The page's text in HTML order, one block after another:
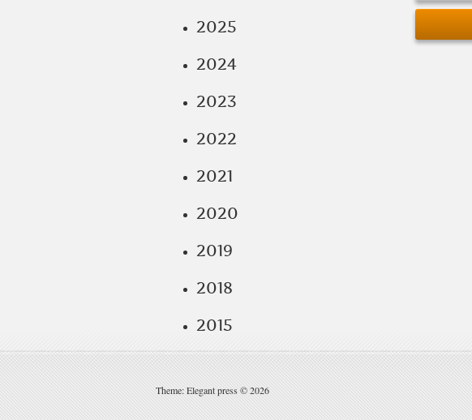
2025
2024
2023
2022
2021
2020
2019
2018
2015
Theme: Elegant press © 2026